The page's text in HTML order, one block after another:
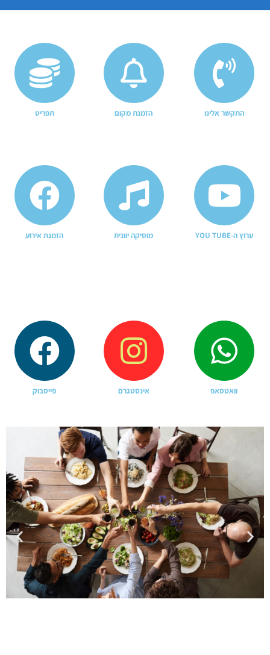
התקשר אלינו הזמנת מקום תפריט
ערוץ ה-YOU TUBE מוסיקה יוונית הזמנת אירוע
וואטסאפ אינסטגרם פייסבוק